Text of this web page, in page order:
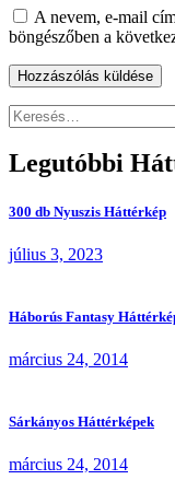
A nevem, e-mail
böngészőben a
Keresés:
Legutóbbi
300 db Nyuszis Háttérkép
július 3, 2023
Háborús Fantasy
március 24, 2014
Sárkányos Háttérképek
március 24, 2014